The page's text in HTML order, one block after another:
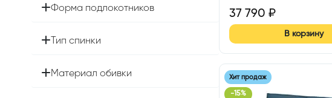
Форма подлокотников
Тип спинки
Материал обивки
37 790 ₽
В корзину
Хит продаж
-15%